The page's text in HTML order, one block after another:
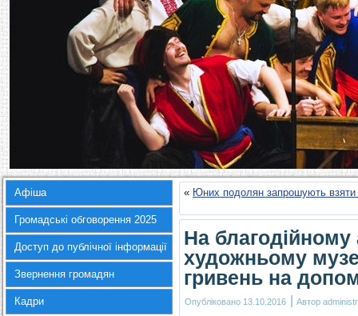
Афіша
Громадські обговорення 2025
Доступ до публічної інформації
Звернення громадян
Кадри
« Юних подолян запрошують взяти
На благодійному
художньому
гривень на
Опубліковано 13.10.2016 | Автор